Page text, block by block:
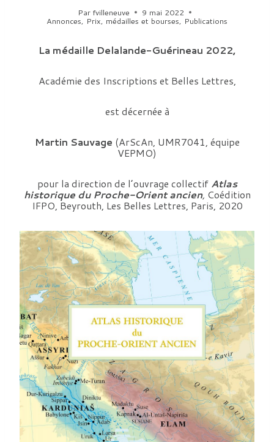
Par fvilleneuve 9 mai 2022
Annonces, Prix, médailles et bourses, Publications
La médaille Delalande-Guérineau 2022,
Académie des Inscriptions et Belles Lettres,
est décernée à
Martin Sauvage (ArScAn, UMR7041, équipe
VEPMO)
pour la direction de l’ouvrage collectif Atlas
historique du Proche-Orient ancien, Coédition
IFPO, Beyrouth, Les Belles Lettres, Paris, 2020